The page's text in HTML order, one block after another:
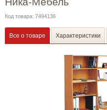
Код товара: 7494136
Все о товаре Характеристики